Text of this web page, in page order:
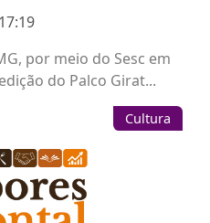
por meio do Sesc em
do Palco Girat...
Cultura